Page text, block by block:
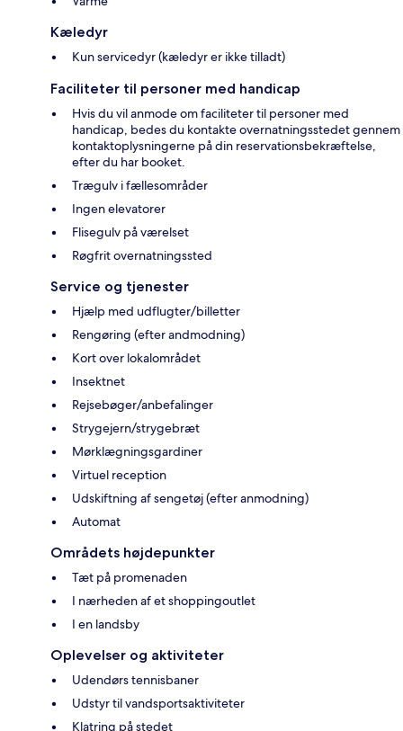
Kæledyr
Kun servicedyr (kæledyr er ikke tilladt)
Faciliteter til personer med handicap
Hvis du vil anmode om faciliteter til personer med
handicap, bedes du kontakte overnatningsstedet gennem
kontaktoplysningerne på din reservationsbekræftelse,
efter du har booket.
Trægulv i fællesområder
Ingen elevatorer
Flisegulv på værelset
Røgfrit overnatningssted
Service og tjenester
Hjælp med udflugter/billetter
Rengøring (efter andmodning)
Kort over lokalområdet
Insektnet
Rejsebøger/anbefalinger
Strygejern/strygebræt
Mørklægningsgardiner
Virtuel reception
Udskiftning af sengetøj (efter anmodning)
Automat
Områdets højdepunkter
Tæt på promenaden
I nærheden af et shoppingoutlet
I en landsby
Oplevelser og aktiviteter
Udendørs tennisbaner
Udstyr til vandsportsaktiviteter
Klatring på stedet